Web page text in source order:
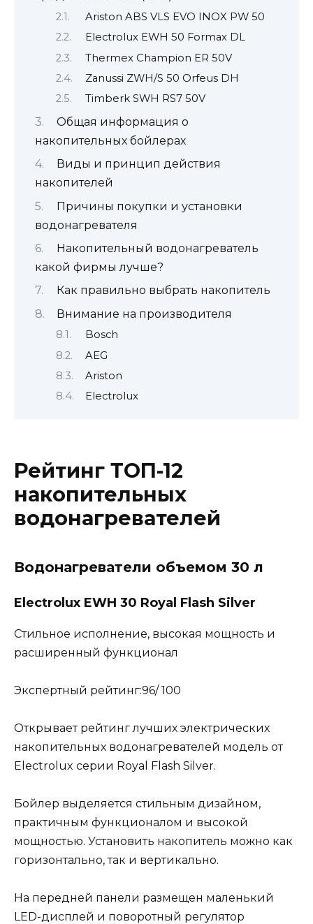
Ariston ABS VLS EVO INOX PW 50
Electrolux EWH 50 Formax DL
Thermex Champion ER 50V
Zanussi ZWH/S 50 Orfeus DH
Timberk SWH RS7 50V
Общая информация о
накопительных бойлерах
Виды и принцип действия
накопителей
Причины покупки и установки
водонагревателя
Накопительный водонагреватель
какой фирмы лучше?
Как правильно выбрать накопитель
Внимание на производителя
Bosch
AEG
Ariston
Electrolux
Рейтинг ТОП-12
накопительных
водонагревателей
Водонагреватели объемом 30 л
Electrolux EWH 30 Royal Flash Silver
Стильное исполнение, высокая мощность и
расширенный функционал
Экспертный рейтинг:96/ 100
Открывает рейтинг лучших электрических
накопительных водонагревателей модель от
Electrolux серии Royal Flash Silver.
Бойлер выделяется стильным дизайном,
практичным функционалом и высокой
мощностью. Установить накопитель можно как
горизонтально, так и вертикально.
На передней панели размещен маленький
LED-дисплей и поворотный регулятор